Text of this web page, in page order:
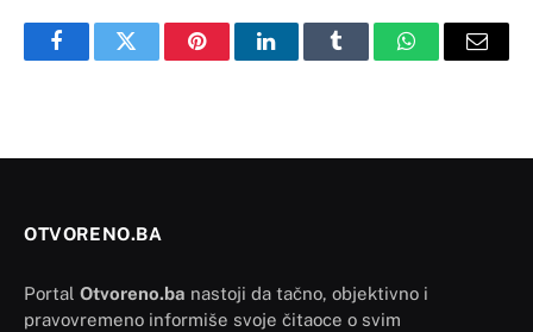
FacebookTwitter PinterestLinkedInTumblr WhatsAppEmail
OTVORENO.BA
Portal Otvoreno.ba nastoji da tačno, objektivno i
pravovremeno informiše svoje čitaoce o svim